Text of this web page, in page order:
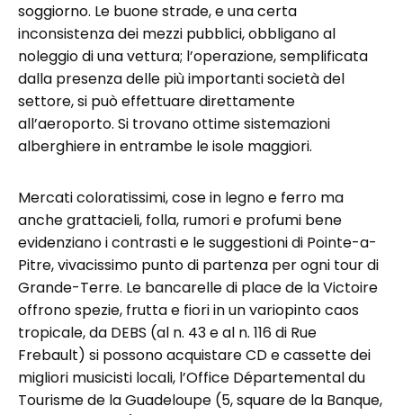
soggiorno. Le buone strade, e una certa
inconsistenza dei mezzi pubblici, obbligano al
noleggio di una vettura; l’operazione, semplificata
dalla presenza delle più importanti società del
settore, si può effettuare direttamente
all’aeroporto. Si trovano ottime sistemazioni
alberghiere in entrambe le isole maggiori.
Mercati coloratissimi, cose in legno e ferro ma
anche grattacieli, folla, rumori e profumi bene
evidenziano i contrasti e le suggestioni di Pointe-a-
Pitre, vivacissimo punto di partenza per ogni tour di
Grande-Terre. Le bancarelle di place de la Victoire
offrono spezie, frutta e fiori in un variopinto caos
tropicale, da DEBS (al n. 43 e al n. 116 di Rue
Frebault) si possono acquistare CD e cassette dei
migliori musicisti locali, l’Office Départemental du
Tourisme de la Guadeloupe (5, square de la Banque,